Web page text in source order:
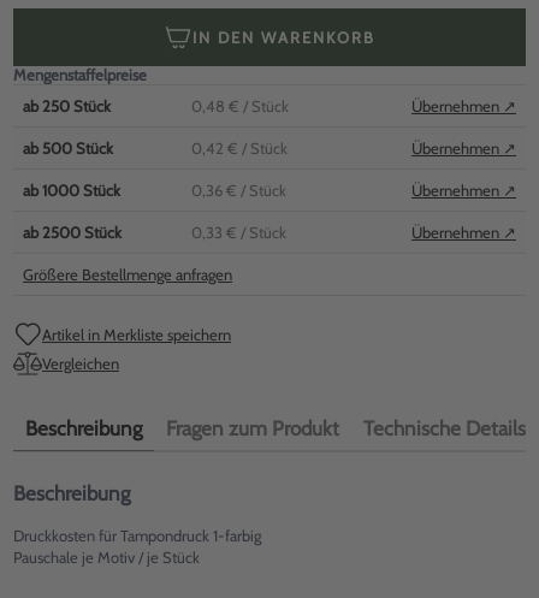
IN DEN WARENKORB
Mengenstaffelpreise
ab 250 Stück 0,48 € / Stück Übernehmen ↗
ab 500 Stück 0,42 € / Stück Übernehmen ↗
ab1000 Stück 0,36 € / Stück Übernehmen ↗
ab 2500 Stück 0,33 € / Stück Übernehmen ↗
Größere Bestellmenge anfragen
Artikel in Merkliste speichern
Vergleichen
Beschreibung Fragen zum Produkt Technische Details
Beschreibung
Druckkosten für Tampondruck 1-farbig
Pauschale je Motiv / je Stück